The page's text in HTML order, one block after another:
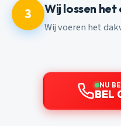
3 Wij lossen het
Wij voeren het
NU
BEL